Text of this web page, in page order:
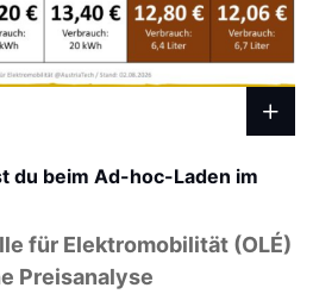
du beim Ad-hoc-Laden im
für Elektromobilität (OLÉ)
Preisanalyse